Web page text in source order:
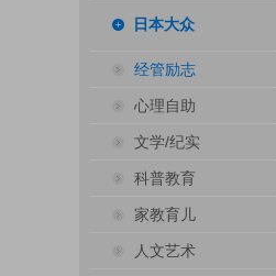
日本大众
经管励志
心理自助
文学/纪实
科普教育
家教育儿
人文艺术